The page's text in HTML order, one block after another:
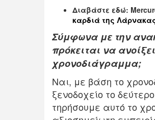
Διαβάστε εδώ:
καρδιά της
Σύμφωνα με την
πρόκειται να
χρονοδιάγραμμα;
Ναι, με βάση το
ξενοδοχείο το
τηρήσουμε αυτό το